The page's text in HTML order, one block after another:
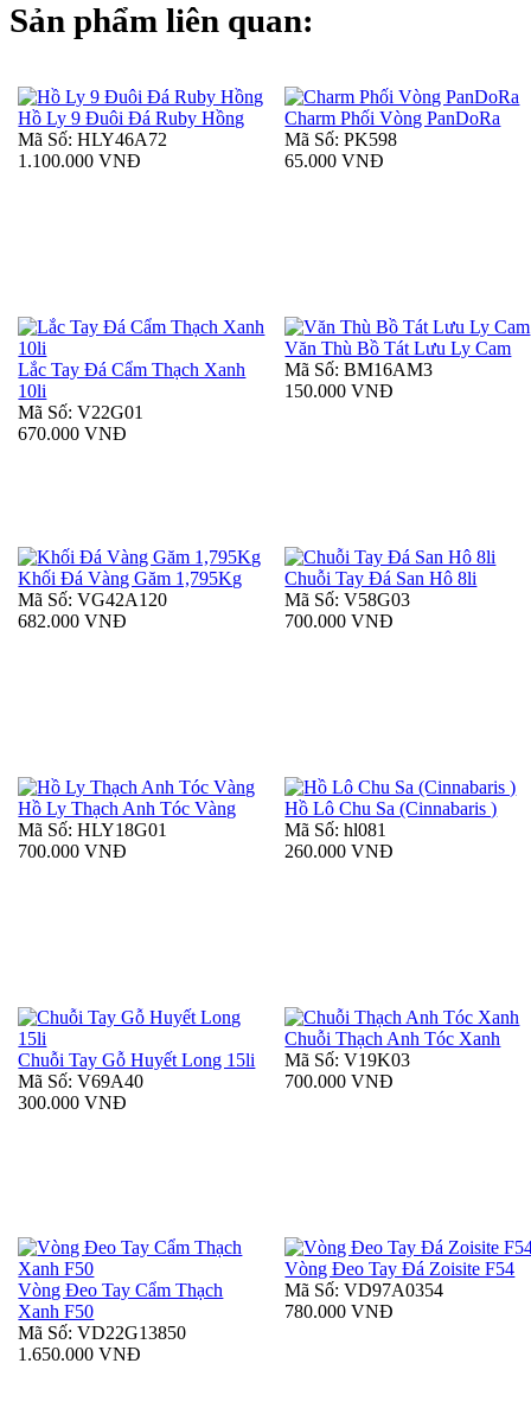
Sản phẩm liên quan:
Hồ Ly 9 Đuôi Đá Ruby Hồng
Mã Số: HLY46A72
1.100.000 VNĐ
Charm Phối Vòng PanDoRa
Mã Số: PK598
65.000 VNĐ
Lắc Tay Đá Cẩm Thạch Xanh
10li
Mã Số: V22G01
670.000 VNĐ
Văn Thù Bồ Tát Lưu Ly Cam
Mã Số: BM16AM3
150.000 VNĐ
Khối Đá Vàng Găm 1,795Kg
Mã Số: VG42A120
682.000 VNĐ
Chuỗi Tay Đá San Hô 8li
Mã Số: V58G03
700.000 VNĐ
Hồ Ly Thạch Anh Tóc Vàng
Mã Số: HLY18G01
700.000 VNĐ
Hồ Lô Chu Sa (Cinnabaris )
Mã Số: hl081
260.000 VNĐ
Chuỗi Tay Gỗ Huyết Long 15li
Mã Số: V69A40
300.000 VNĐ
Chuỗi Thạch Anh Tóc Xanh
Mã Số: V19K03
700.000 VNĐ
Vòng Đeo Tay Cẩm Thạch
Xanh F50
Mã Số: VD22G13850
1.650.000 VNĐ
Vòng Đeo Tay Đá Zoisite F54
Mã Số: VD97A0354
780.000 VNĐ